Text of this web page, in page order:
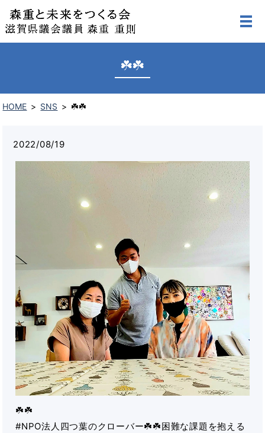
☘️☘️
HOME SNS ☘️☘️
2022/08/19
☘️☘️
#NPO法人四つ葉のクローバー☘️☘️困難な課題を抱える